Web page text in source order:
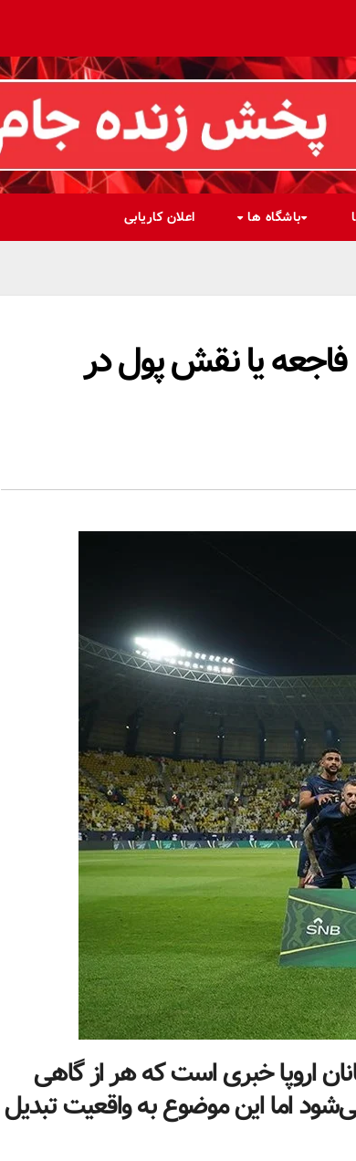
باشگاه ها اعلان کاریابی
فاجعه یا نقش پول در
اروپا خبری است که هر از گاهی
اما این موضوع به واقعیت تبدیل